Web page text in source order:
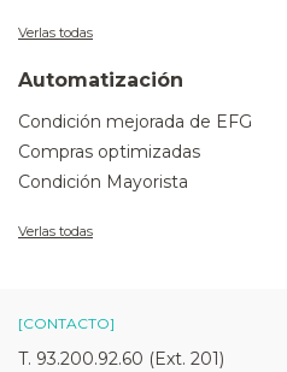
Verlas todas
Automatización
Condición mejorada de EFG
Compras optimizadas
Condición Mayorista
Verlas todas
[CONTACTO]
T. 93.200.92.60 (Ext. 201)